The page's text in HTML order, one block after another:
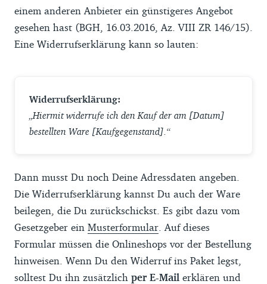
einem anderen Anbieter ein günstigeres Angebot
gesehen hast (BGH, 16.03.2016, Az. VIII ZR 146/15).
Eine Widerrufserklärung kann so lauten:
Widerrufserklärung:
„Hiermit widerrufe ich den Kauf der am [Datum]
bestellten Ware [Kaufgegenstand].“
Dann musst Du noch Deine Adressdaten angeben.
Die Widerrufserklärung kannst Du auch der Ware
beilegen, die Du zurückschickst. Es gibt dazu vom
Gesetzgeber ein Musterformular . Auf dieses
Formular müssen die Onlineshops vor der Bestellung
hinweisen. Wenn Du den Widerruf ins Paket legst,
solltest Du ihn zusätzlich per E-Mail erklären und